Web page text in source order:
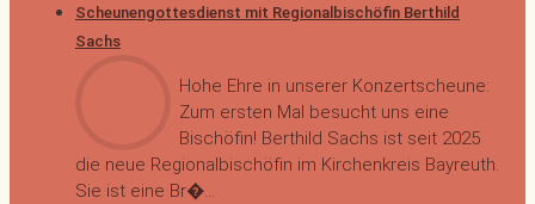
Scheunengottesdienst mit Regionalbischöfin Berthild
Sachs
Hohe Ehre in unserer Konzertscheune:
Zum ersten Mal besucht uns eine
Bischöfin! Berthild Sachs ist seit 2025
die neue Regionalbischöfin im Kirchenkreis Bayreuth.
Sie ist eine Br�...